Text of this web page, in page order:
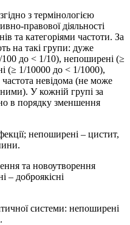
з термінологією
правової діяльності
та категоріями частоти. За
на такі групи: дуже
до < 1/10), непоширені (≥
(≥ 1/10000 до < 1/1000),
невідома (не може
У кожній групі за
в порядку зменшення
непоширені – цистит,
та новоутворення
– доброякісні
системи: непоширені